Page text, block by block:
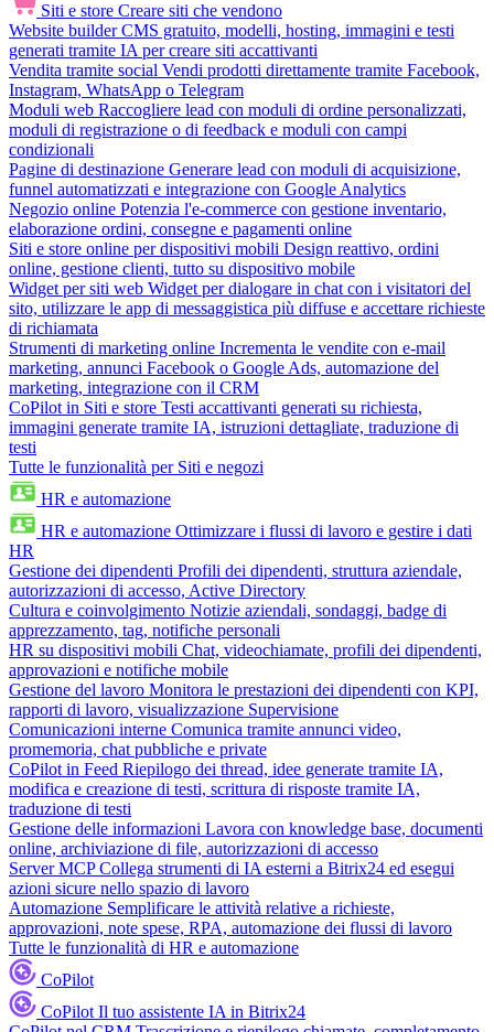
Siti e store Creare siti che vendono
Website builder CMS gratuito, modelli, hosting, immagini e testi
generati tramite IA per creare siti accattivanti
Vendita tramite social Vendi prodotti direttamente tramite Facebook,
Instagram, WhatsApp o Telegram
Moduli web Raccogliere lead con moduli di ordine personalizzati,
moduli di registrazione o di feedback e moduli con campi
condizionali
Pagine di destinazione Generare lead con moduli di acquisizione,
funnel automatizzati e integrazione con Google Analytics
Negozio online Potenzia l'e-commerce con gestione inventario,
elaborazione ordini, consegne e pagamenti online
Siti e store online per dispositivi mobili Design reattivo, ordini
online, gestione clienti, tutto su dispositivo mobile
Widget per siti web Widget per dialogare in chat con i visitatori del
sito, utilizzare le app di messaggistica più diffuse e accettare richieste
di richiamata
Strumenti di marketing online Incrementa le vendite con e-mail
marketing, annunci Facebook o Google Ads, automazione del
marketing, integrazione con il CRM
CoPilot in Siti e store Testi accattivanti generati su richiesta,
immagini generate tramite IA, istruzioni dettagliate, traduzione di
testi
Tutte le funzionalità per Siti e negozi
HR e automazione
HR e automazione Ottimizzare i flussi di lavoro e gestire i dati
HR
Gestione dei dipendenti Profili dei dipendenti, struttura aziendale,
autorizzazioni di accesso, Active Directory
Cultura e coinvolgimento Notizie aziendali, sondaggi, badge di
apprezzamento, tag, notifiche personali
HR su dispositivi mobili Chat, videochiamate, profili dei dipendenti,
approvazioni e notifiche mobile
Gestione del lavoro Monitora le prestazioni dei dipendenti con KPI,
rapporti di lavoro, visualizzazione Supervisione
Comunicazioni interne Comunica tramite annunci video,
promemoria, chat pubbliche e private
CoPilot in Feed Riepilogo dei thread, idee generate tramite IA,
modifica e creazione di testi, scrittura di risposte tramite IA,
traduzione di testi
Gestione delle informazioni Lavora con knowledge base, documenti
online, archiviazione di file, autorizzazioni di accesso
Server MCP Collega strumenti di IA esterni a Bitrix24 ed esegui
azioni sicure nello spazio di lavoro
Automazione Semplificare le attività relative a richieste,
approvazioni, note spese, RPA, automazione dei flussi di lavoro
Tutte le funzionalità di HR e automazione
CoPilot
CoPilot Il tuo assistente IA in Bitrix24